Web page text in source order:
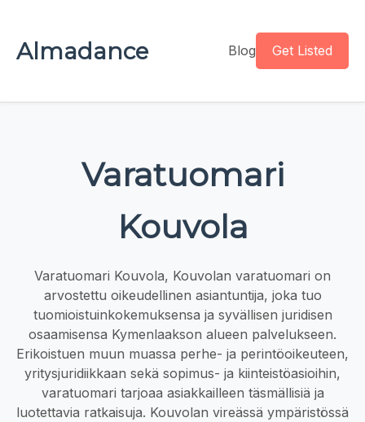
Almadance Blog Get Listed
Varatuomari
Kouvola
Varatuomari Kouvola, Kouvolan varatuomari on
arvostettu oikeudellinen asiantuntija, joka tuo
tuomioistuinkokemuksensa ja syvällisen juridisen
osaamisensa Kymenlaakson alueen palvelukseen.
Erikoistuen muun muassa perhe- ja perintöoikeuteen,
yritysjuridiikkaan sekä sopimus- ja kiinteistöasioihin,
varatuomari tarjoaa asiakkailleen täsmällisiä ja
luotettavia ratkaisuja. Kouvolan vireässä ympäristössä